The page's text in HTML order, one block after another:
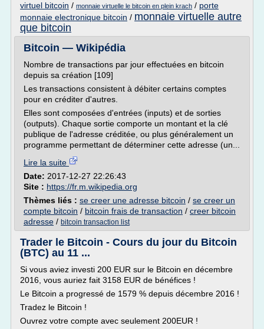
virtuel bitcoin / monnaie virtuelle le bitcoin en plein krach / porte
monnaie electronique bitcoin / monnaie virtuelle autre
que bitcoin
Bitcoin — Wikipédia
Nombre de transactions par jour effectuées en bitcoin
depuis sa création [109]
Les transactions consistent à débiter certains comptes
pour en créditer d'autres.
Elles sont composées d'entrées (inputs) et de sorties
(outputs). Chaque sortie comporte un montant et la clé
publique de l'adresse créditée, ou plus généralement un
programme permettant de déterminer cette adresse (un...
Lire la suite
Date: 2017-12-27 22:26:43
Site : https://fr.m.wikipedia.org
Thèmes liés : se creer une adresse bitcoin / se creer un
compte bitcoin / bitcoin frais de transaction / creer bitcoin
adresse / bitcoin transaction list
Trader le Bitcoin - Cours du jour du Bitcoin
(BTC) au 11 ...
Si vous aviez investi 200 EUR sur le Bitcoin en décembre
2016, vous auriez fait 3158 EUR de bénéfices !
Le Bitcoin a progressé de 1579 % depuis décembre 2016 !
Tradez le Bitcoin !
Ouvrez votre compte avec seulement 200EUR !